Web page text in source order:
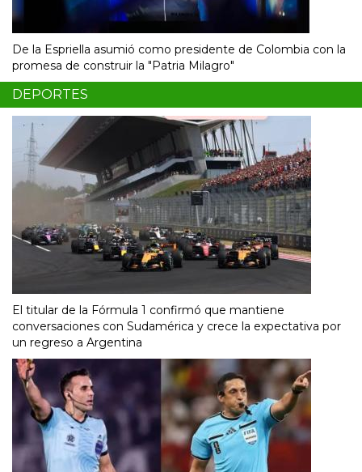
De la Espriella asumió como presidente de Colombia con la
promesa de construir la "Patria Milagro"
DEPORTES
El titular de la Fórmula 1 confirmó que mantiene
conversaciones con Sudamérica y crece la expectativa por
un regreso a Argentina